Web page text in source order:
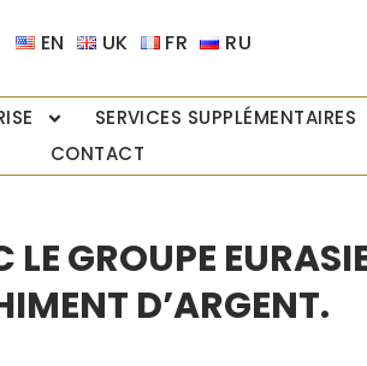
EN UK FR RU
SERVICES SUPPLÉMENTAIRES
CONTACT
GROUPE
D’ARGENT.